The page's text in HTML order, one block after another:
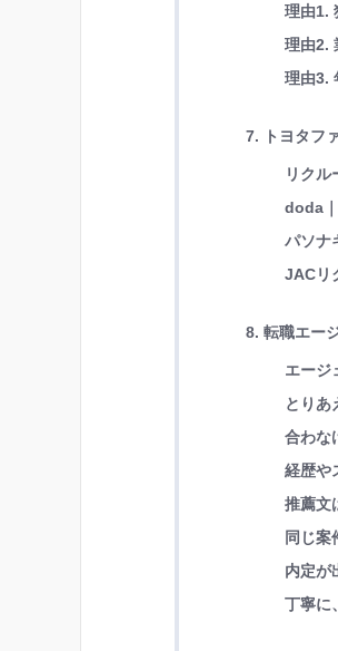
理由1.
理由2.
理由3.
7. トヨタフ
リク
doda
パソナ
JACリ
8. 転職エー
エージ
とりあ
合わな
経歴や
推薦文
同じ案
内定が
丁寧に